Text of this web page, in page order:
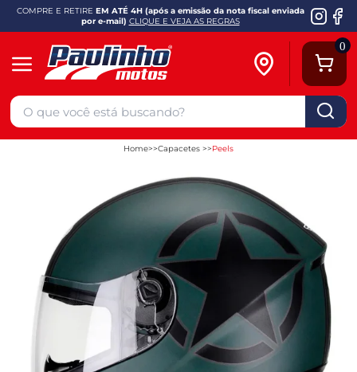
COMPRE E RETIRE EM ATÉ 4H (após a emissão da nota fiscal enviada
por e-mail) CLIQUE E VEJA AS REGRAS
0
Home Capacetes Peels